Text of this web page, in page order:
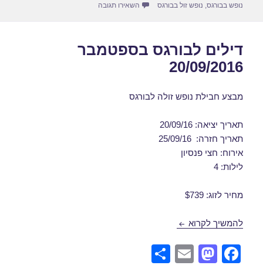
נופש בבורגס, נופש זול בבורגס השאירו תגובה
דילים לבורגס בספטמבר
20/09/2016
מבצע חבילת נופש זולה לבורגס
תאריך יציאה: 20/09/16
תאריך חזרה: 25/09/16
אירוח: חצי פנסיון
לילות: 4
מחיר לזוג: $739
להמשיך לקרוא דילים לבורגס בספטמבר 20/09/2016
F
M
E